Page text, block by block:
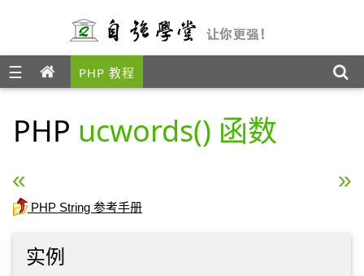
☰ PHP 教程
PHP ucwords() 函数
« PHP ucfirst() 函数 PHP vfprintf() 函数 »
PHP String 参考手册
实例